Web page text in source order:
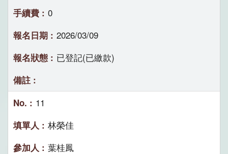
0
2026/03/09
已登記(已繳款)
11
林榮佳
葉桂鳳